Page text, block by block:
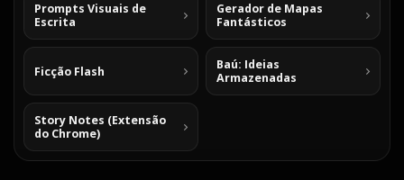
Prompts Visuais de
Escrita
Gerador de Mapas
Fantásticos
Ficção Flash
Baú: Ideias
Armazenadas
Story Notes (Extensão
do Chrome)